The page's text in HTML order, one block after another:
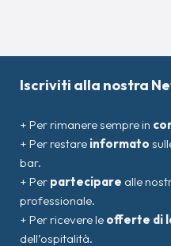
Iscriviti alla nostra
+ Per rimanere sempre in
+ Per restare informato
bar.
+ Per partecipare alle
professionale.
+ Per ricevere le offerte di
dell’ospitalità.